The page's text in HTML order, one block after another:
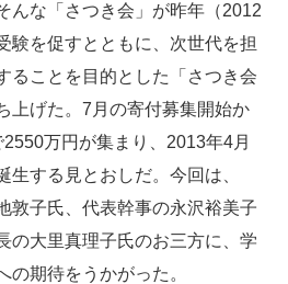
んな「さつき会」が昨年（2012
験を促すとともに、次世代を担
ることを目的とした「さつき会
上げた。7月の寄付募集開始か
万円が集まり、2013年4月
生する見とおしだ。今回は、
敦子氏、代表幹事の永沢裕美子
の大里真理子氏のお三方に、学
の期待をうかがった。